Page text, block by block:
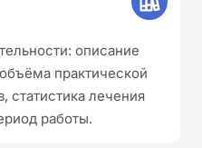
описание
практической
статистика лечения
работы.